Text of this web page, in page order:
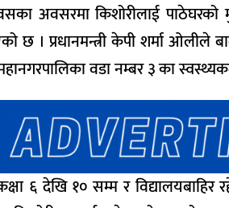
अवसरमा किशोरीलाई पाठेघरको
। प्रधानमन्त्री केपी शर्मा ओलीले
वडा नम्बर ३ का
६ देखि १० सम्म र